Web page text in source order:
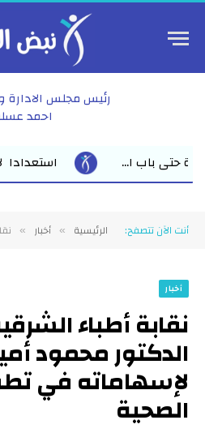
رئيس مجلس الادارة
احمد
العام الدراسي الجديد وكيل
أنت الآن تتصفح: الرئيسية » أخبار »
أخبار
نقابة أطباء
الدكتور محمود
لإسهاماته في
الصحية